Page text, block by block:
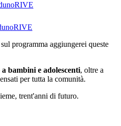
programma aggiungerei queste
bambini e adolescenti, oltre a
per tutta la comunità.
trent'anni di futuro.